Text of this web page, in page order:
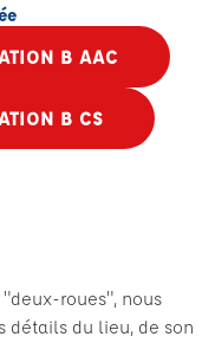
B AAC
B CS
roues", nous
détails du lieu, de son